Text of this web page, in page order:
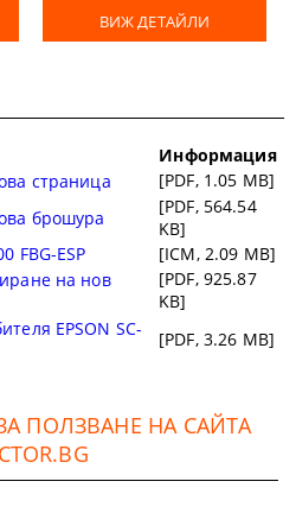
ВИЖ ДЕТАЙЛИ
Информация
страница
[PDF, 1.05 MB]
брошура
[PDF, 564.54
KB]
FBG-ESP
[ICM, 2.09 MB]
на нов
[PDF, 925.87
KB]
EPSON SC-
[PDF, 3.26 MB]
ПОЛЗВАНЕ НА САЙТА